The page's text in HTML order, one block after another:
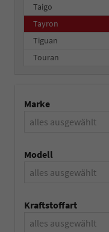
Taigo
Tayron
Tiguan
Touran
Marke
alles ausgewählt
Modell
alles ausgewählt
Kraftstoffart
alles ausgewählt